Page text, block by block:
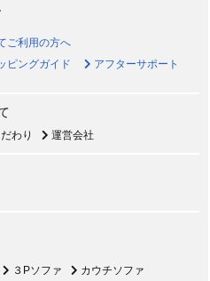
ご利用の方へ
ピングガイド
アフターサポート
わり 運営会社
３Pソファ
カウチソファ